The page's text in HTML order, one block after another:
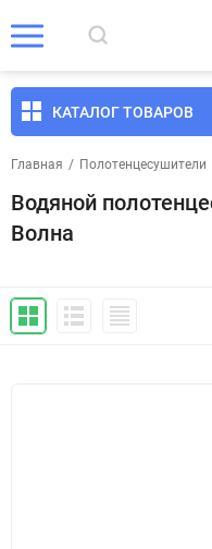
КАТАЛОГ ТОВАРОВ
Главная / Полотенцесушители
Водяной
Волна